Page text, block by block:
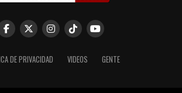
que Uruapan necesita un gobierno
DE PRIVACIDAD VIDEOS GENTE